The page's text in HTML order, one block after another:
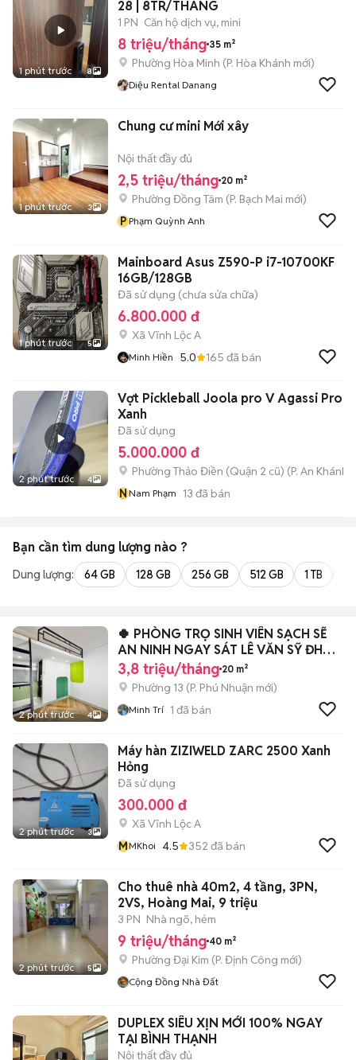
1 phút trước 8
28 | 8TR/THÁNG
1 PN Căn hộ dịch vụ, mini
8 triệu/tháng 35 m²
Phường Hòa Minh (P. Hòa Khánh mới)
Diệu Rental Danang
1 phút trước 3
Chung cư mini Mới xây
Nội thất đầy đủ
2,5 triệu/tháng 20 m²
Phường Đồng Tâm (P. Bạch Mai mới)
P Phạm Quỳnh Anh
1 phút trước 5
Mainboard Asus Z590-P i7-10700KF
16GB/128GB
Đã sử dụng (chưa sửa chữa)
6.800.000 đ
Xã Vĩnh Lộc A
Minh Hiền 5.0 165 đã bán
2 phút trước 4
Vợt Pickleball Joola pro V Agassi Pro V
Xanh
Đã sử dụng
5.000.000 đ
Phường Thảo Điền (Quận 2 cũ) (P. An Khánh
NNam Phạm 13 đã bán
Bạn cần tìm dung lượng nào ?
Dung lượng: 64 GB 128 GB 256 GB 512 GB 1 TB
2 phút trước 4
🍀 PHÒNG TRỌ SINH VIÊN SẠCH SẼ
AN NINH NGAY SÁT LÊ VĂN SỸ ĐH
TNMT
3,8 triệu/tháng 20 m²
Phường 13 (P. Phú Nhuận mới)
Minh Trí 1 đã bán
2 phút trước 3
Máy hàn ZIZIWELD ZARC 2500 Xanh
Hỏng
Đã sử dụng
300.000 đ
Xã Vĩnh Lộc A
MMKhoi 4.5 352 đã bán
2 phút trước 5
Cho thuê nhà 40m2, 4 tầng, 3PN,
2VS, Hoàng Mai, 9 triệu
3 PN Nhà ngõ, hẻm
9 triệu/tháng 40 m²
Phường Đại Kim (P. Định Công mới)
Cộng Đồng Nhà Đất
DUPLEX SIÊU XỊN MỚI 100% NGAY
TẠI BÌNH THẠNH
Nội thất đầy đủ